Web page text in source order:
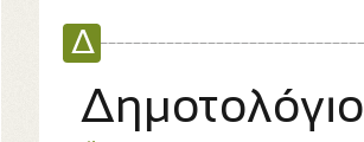
Δ
Δημοτολόγιο